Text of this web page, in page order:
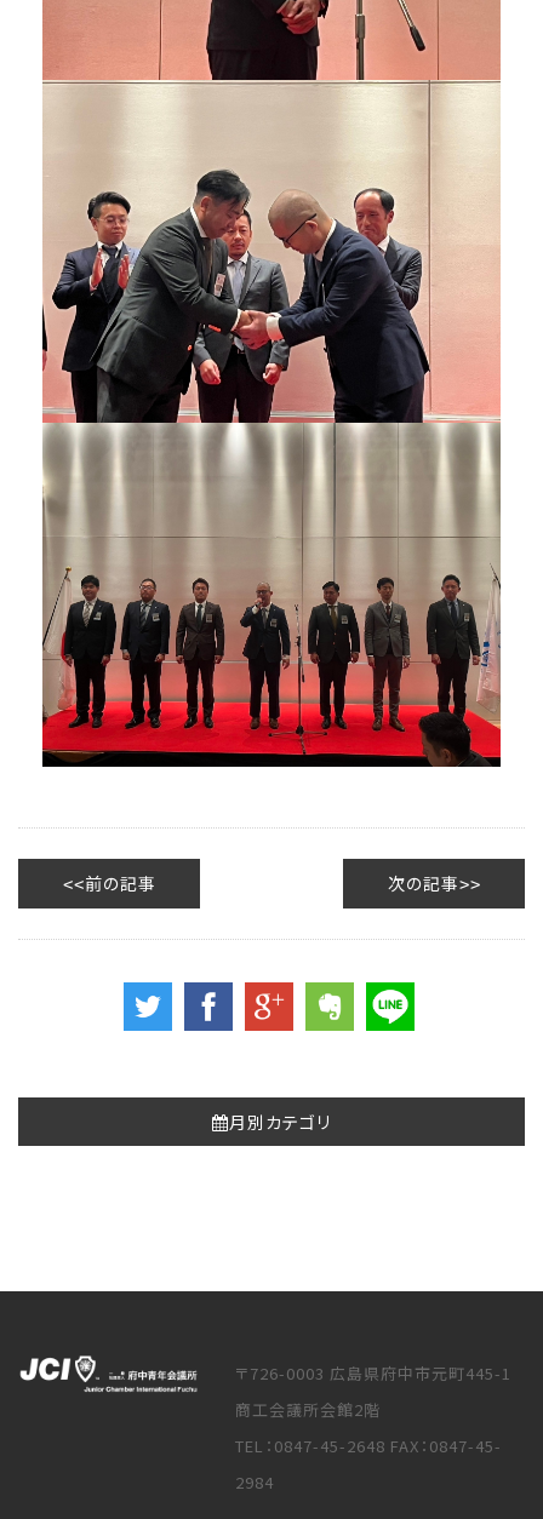
前の記事 次の記事
月別カテゴリ
〒726-0003 広島県府中市元町445-1
商工会議所会館2階
TEL：0847-45-2648 FAX：0847-45-
2984